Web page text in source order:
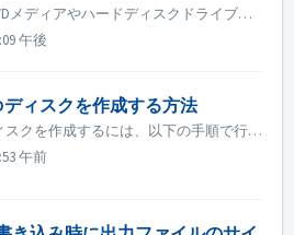
AVCHDは、記録型DVDメディアやハードディスクドライブ、メモリーカードなどのメディアに高精細な映像を記録するために開発された記録フォーマットです。 DVDプレーヤーはAVCHDディスクに対応していません。AVCHDディスクを再生するためには、以下のいずれかのタイプの製品が必要です。 対応AVC...
午後
ディスクを作成する方法
Nero VideoでVCDディスクを作成するには、以下の手順で行います。 Step 1. Nero Videoを開きます。 Step 2. ビデオファイルをNero Video Homeにドラッグすると、Nero Videoは「ビデオプロジェクトタイプの選択」ダイアログを表示します。 Step 3. 「...
午前